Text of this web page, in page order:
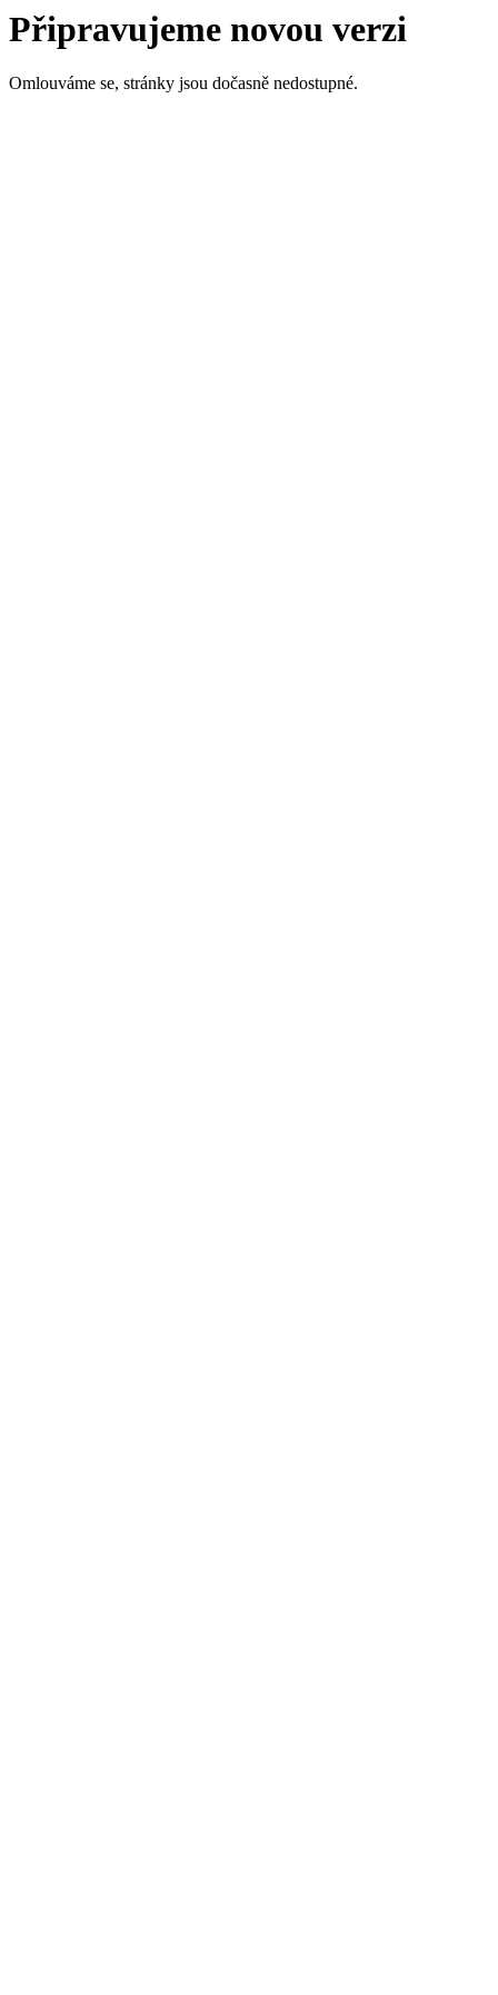
Připravujeme novou verzi
Omlouváme se, stránky jsou dočasně nedostupné.